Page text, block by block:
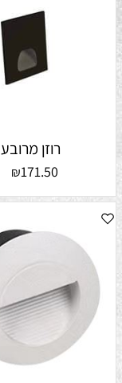
רוזן מרובע
₪171.50